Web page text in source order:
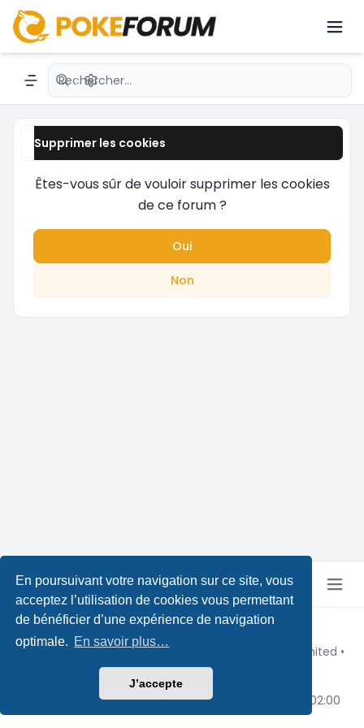
En poursuivant votre navigation sur ce site, vous
acceptez l’utilisation de cookies vous permettant
de bénéficier d’une expérience de navigation
optimale. En savoir plus…
J’accepte
dernières nouveautés avec des passionnés du
JCC.émon avec une communauté active.
Navigation menu
Recherche avancée
Supprimer les cookies
Êtes-vous sûr de vouloir supprimer les cookies
de ce forum ?
Oui
Non
Copyright © Pokeforum 2026
Développé par phpBB® Forum Software © phpBB Limited •
Leenoz
Traduction française officielle
Confidentialité|Conditions|Fuseau horaire sur UTC+02:00